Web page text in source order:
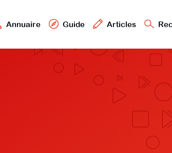
Annuaire Guide Articles